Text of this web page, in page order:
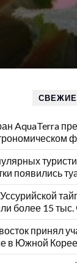
AquaTerra
появились
более 15 тыс.
принял
в Южной Корее